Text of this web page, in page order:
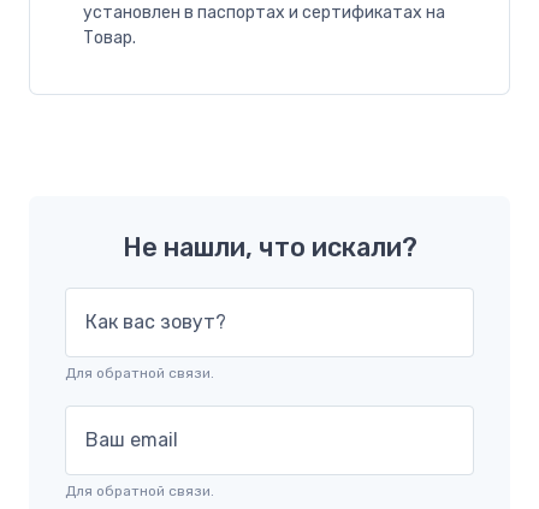
установлен в паспортах и сертификатах на
Товар.
Не нашли, что искали?
Как вас зовут?
Для обратной связи.
Ваш email
Для обратной связи.